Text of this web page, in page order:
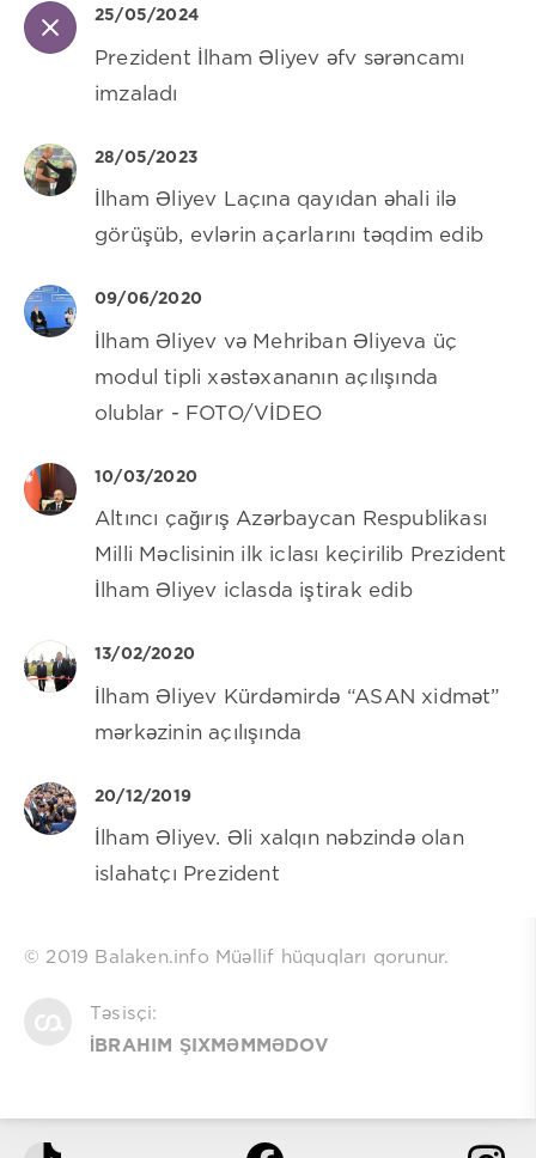
25/05/2024
Prezident İlham Əliyev əfv sərəncamı
imzaladı
28/05/2023
İlham Əliyev Laçına qayıdan əhali ilə
görüşüb, evlərin açarlarını təqdim edib
09/06/2020
İlham Əliyev və Mehriban Əliyeva üç
modul tipli xəstəxananın açılışında
olublar - FOTO/VİDEO
10/03/2020
Altıncı çağırış Azərbaycan Respublikası
Milli Məclisinin ilk iclası keçirilib Prezident
İlham Əliyev iclasda iştirak edib
13/02/2020
İlham Əliyev Kürdəmirdə “ASAN xidmət”
mərkəzinin açılışında
20/12/2019
İlham Əliyev. Əli xalqın nəbzində olan
islahatçı Prezident
© 2019 Balaken.info Müəllif hüquqları qorunur.
Təsisçi:
İBRAHIM ŞIXMƏMMƏDOV